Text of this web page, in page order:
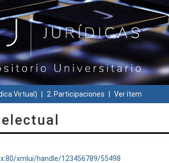
Virtual) 2. Participaciones Ver ítem
xmlui/handle/123456789/55498